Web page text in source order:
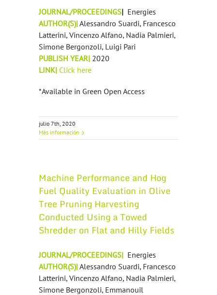
JOURNAL/PROCEEDINGS| Energies
AUTHOR(S)|Alessandro Suardi, Francesco
Latterini, Vincenzo Alfano, Nadia Palmieri,
Simone Bergonzoli, Luigi Pari
PUBLISH YEAR| 2020
LINK| Click here
*Available in Green Open Access
julio 7th, 2020
Más información
Machine Performance and Hog
Fuel Quality Evaluation in Olive
Tree Pruning Harvesting
Conducted Using a Towed
Shredder on Flat and Hilly Fields
JOURNAL/PROCEEDINGS| Energies
AUTHOR(S)|Alessandro Suardi, Francesco
Latterini, Vincenzo Alfano, Nadia Palmieri,
Simone Bergonzoli, Emmanouil